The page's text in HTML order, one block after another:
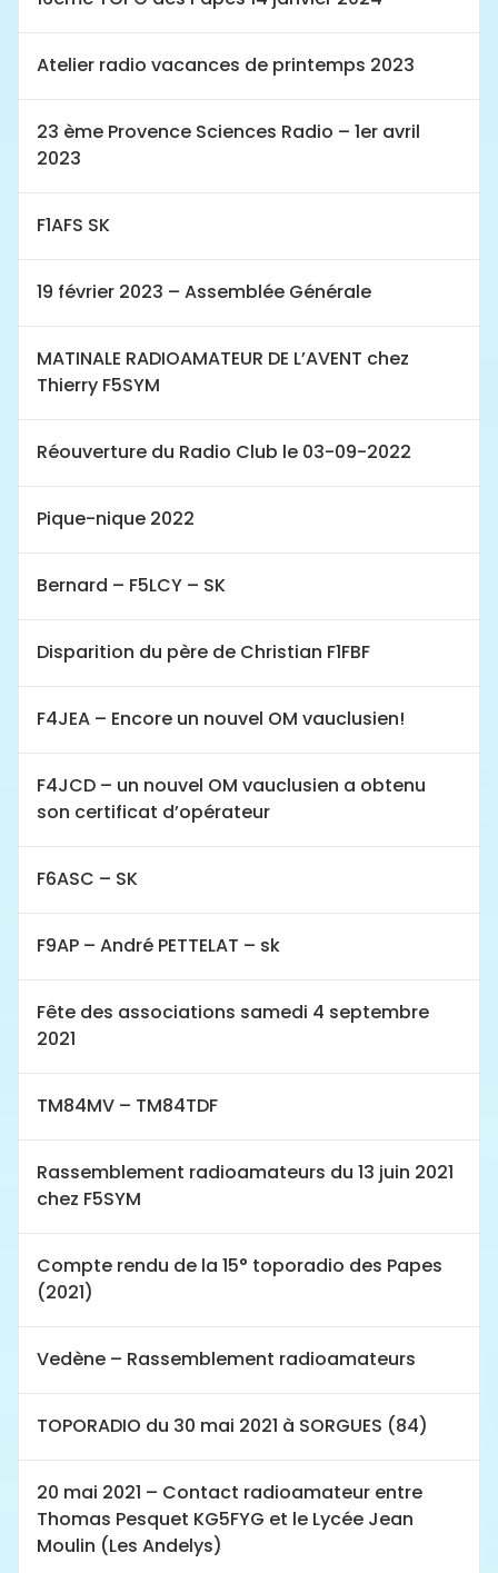
Atelier radio vacances de printemps 2023
23 ème Provence Sciences Radio – 1er avril
2023
F1AFS SK
19 février 2023 – Assemblée Générale
MATINALE RADIOAMATEUR DE L’AVENT chez
Thierry F5SYM
Réouverture du Radio Club le 03-09-2022
Pique-nique 2022
Bernard – F5LCY – SK
Disparition du père de Christian F1FBF
F4JEA – Encore un nouvel OM vauclusien!
F4JCD – un nouvel OM vauclusien a obtenu
son certificat d’opérateur
F6ASC – SK
F9AP – André PETTELAT – sk
Fête des associations samedi 4 septembre
2021
TM84MV – TM84TDF
Rassemblement radioamateurs du 13 juin 2021
chez F5SYM
Compte rendu de la 15° toporadio des Papes
(2021)
Vedène – Rassemblement radioamateurs
TOPORADIO du 30 mai 2021 à SORGUES (84)
20 mai 2021 – Contact radioamateur entre
Thomas Pesquet KG5FYG et le Lycée Jean
Moulin (Les Andelys)